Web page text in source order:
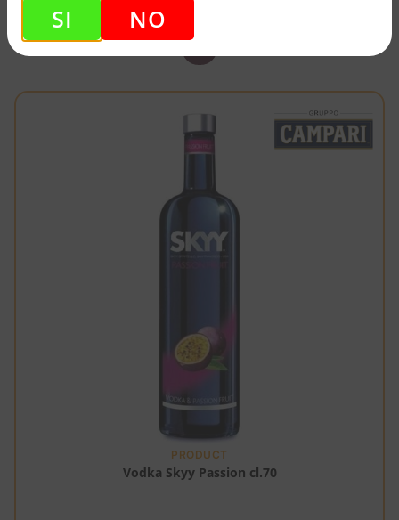
PRODUCT
Vodka Skyy Passion cl.70
SI NO